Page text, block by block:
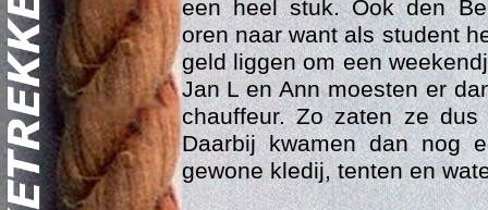
een heel stuk. Ook den
oren naar want als student
geld liggen om een
Jan L en Ann moesten er
chauffeur. Zo zaten ze
Daarbij kwamen dan nog
gewone kledij, tenten en